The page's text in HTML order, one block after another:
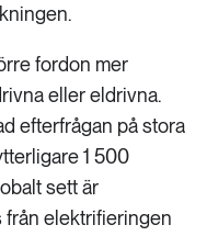
fordon mer
eller eldrivna.
efterfrågan på stora
1 500
sett är
elektrifieringen